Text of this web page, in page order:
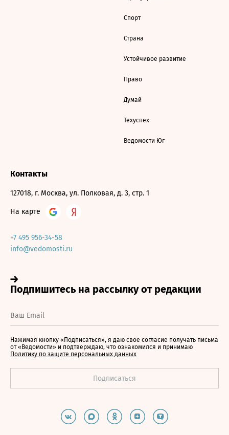
Спорт
Страна
Устойчивое развитие
Право
Думай
Техуспех
Ведомости Юг
Контакты
127018, г. Москва, ул. Полковая, д. 3, стр. 1
На карте
+7 495 956-34-58
info@vedomosti.ru
Нажимая кнопку «Подписаться», я даю свое согласие получать письма
от «Ведомости» и подтверждаю, что ознакомился и принимаю
Политику по защите персональных данных